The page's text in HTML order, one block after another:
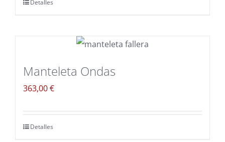
Detalles
Manteleta Ondas
363,00€
Detalles